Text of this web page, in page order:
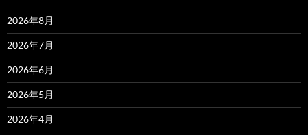
2026年8月
2026年7月
2026年6月
2026年5月
2026年4月